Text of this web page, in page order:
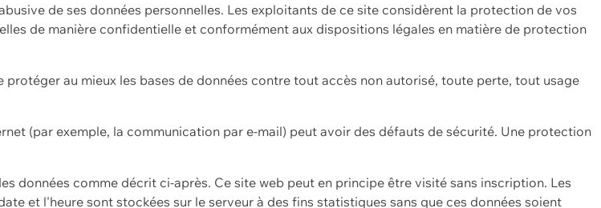
de ses données personnelles. Les exploitants de ce site considèrent la protection de vos
de manière confidentielle et conformément aux dispositions légales en matière de protection
au mieux les bases de données contre tout accès non autorisé, toute perte, tout usage
(par exemple, la communication par e-mail) peut avoir des défauts de sécurité. Une protection
données comme décrit ci-après. Ce site web peut en principe être visité sans inscription. Les
et l'heure sont stockées sur le serveur à des fins statistiques sans que ces données soient